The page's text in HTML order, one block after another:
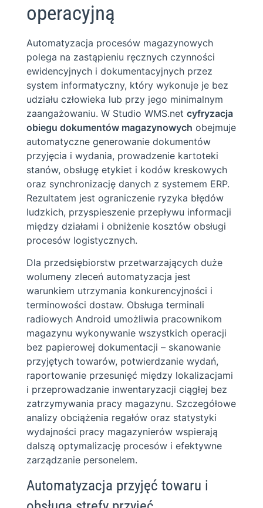
operacyjną
Automatyzacja procesów magazynowych
polega na zastąpieniu ręcznych czynności
ewidencyjnych i dokumentacyjnych przez
system informatyczny, który wykonuje je bez
udziału człowieka lub przy jego minimalnym
zaangażowaniu. W Studio WMS.net cyfryzacja
obiegu dokumentów magazynowych obejmuje
automatyczne generowanie dokumentów
przyjęcia i wydania, prowadzenie kartoteki
stanów, obsługę etykiet i kodów kreskowych
oraz synchronizację danych z systemem ERP.
Rezultatem jest ograniczenie ryzyka błędów
ludzkich, przyspieszenie przepływu informacji
między działami i obniżenie kosztów obsługi
procesów logistycznych.
Dla przedsiębiorstw przetwarzających duże
wolumeny zleceń automatyzacja jest
warunkiem utrzymania konkurencyjności i
terminowości dostaw. Obsługa terminali
radiowych Android umożliwia pracownikom
magazynu wykonywanie wszystkich operacji
bez papierowej dokumentacji – skanowanie
przyjętych towarów, potwierdzanie wydań,
raportowanie przesunięć między lokalizacjami
i przeprowadzanie inwentaryzacji ciągłej bez
zatrzymywania pracy magazynu. Szczegółowe
analizy obciążenia regałów oraz statystyki
wydajności pracy magazynierów wspierają
dalszą optymalizację procesów i efektywne
zarządzanie personelem.
Automatyzacja przyjęć towaru i